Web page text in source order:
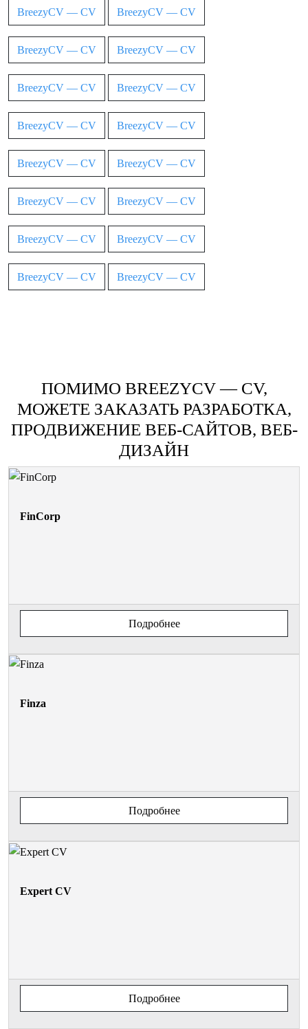
BreezyCV — CV BreezyCV — CV
BreezyCV — CV BreezyCV — CV
BreezyCV — CV BreezyCV — CV
BreezyCV — CV BreezyCV — CV
BreezyCV — CV BreezyCV — CV
BreezyCV — CV BreezyCV — CV
BreezyCV — CV BreezyCV — CV
BreezyCV — CV BreezyCV — CV
ПОМИМО BREEZYCV — CV,
МОЖЕТЕ ЗАКАЗАТЬ РАЗРАБОТКА,
ПРОДВИЖЕНИЕ ВЕБ-САЙТОВ, ВЕБ-
ДИЗАЙН
FinCorp
Подробнее
Finza
Подробнее
Expert CV
Подробнее